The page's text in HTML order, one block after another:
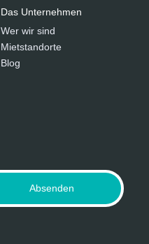
Das Unternehmen
Wer wir sind
Mietstandorte
Blog
Absenden